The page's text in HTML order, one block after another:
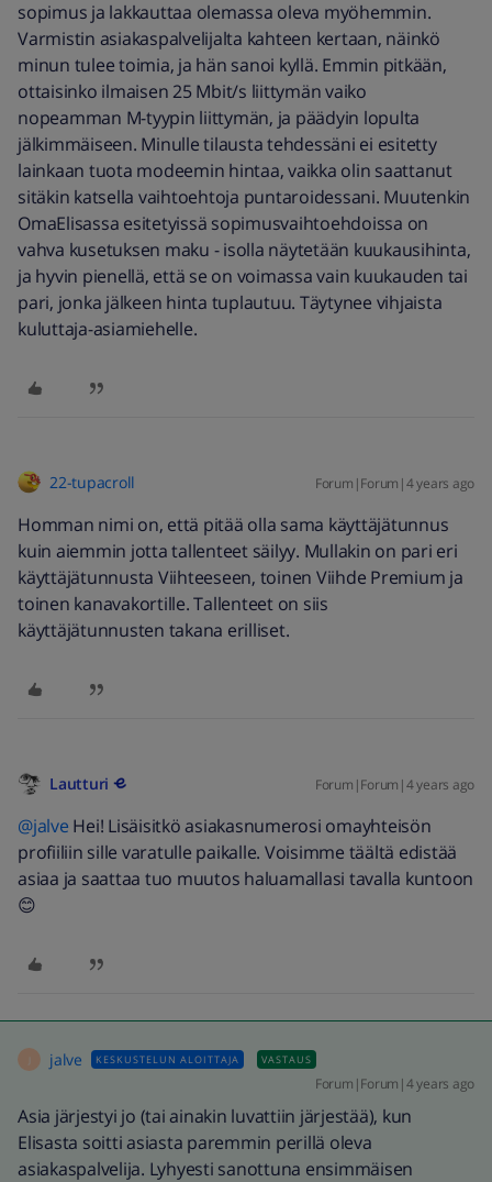
sopimus ja lakkauttaa olemassa oleva myöhemmin.
Varmistin asiakaspalvelijalta kahteen kertaan, näinkö
minun tulee toimia, ja hän sanoi kyllä. Emmin pitkään,
ottaisinko ilmaisen 25 Mbit/s liittymän vaiko
nopeamman M-tyypin liittymän, ja päädyin lopulta
jälkimmäiseen. Minulle tilausta tehdessäni ei esitetty
lainkaan tuota modeemin hintaa, vaikka olin saattanut
sitäkin katsella vaihtoehtoja puntaroidessani. Muutenkin
OmaElisassa esitetyissä sopimusvaihtoehdoissa on
vahva kusetuksen maku - isolla näytetään kuukausihinta,
ja hyvin pienellä, että se on voimassa vain kuukauden tai
pari, jonka jälkeen hinta tuplautuu. Täytynee vihjaista
kuluttaja-asiamiehelle.
22-tupacroll Forum|Forum|4 years ago
Homman nimi on, että pitää olla sama käyttäjätunnus
kuin aiemmin jotta tallenteet säilyy. Mullakin on pari eri
käyttäjätunnusta Viihteeseen, toinen Viihde Premium ja
toinen kanavakortille. Tallenteet on siis
käyttäjätunnusten takana erilliset.
Lautturi Forum|Forum|4 years ago
@jalve Hei! Lisäisitkö asiakasnumerosi omayhteisön
profiiliin sille varatulle paikalle. Voisimme täältä edistää
asiaa ja saattaa tuo muutos haluamallasi tavalla kuntoon
😊
jalve KESKUSTELUN ALOITTAJA VASTAUS
Forum|Forum|4 years ago
Asia järjestyi jo (tai ainakin luvattiin järjestää), kun
Elisasta soitti asiasta paremmin perillä oleva
asiakaspalvelija. Lyhyesti sanottuna ensimmäisen